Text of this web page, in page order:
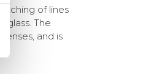
of lines
glass. The
and is